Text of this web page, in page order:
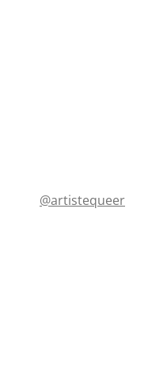
@artistequeer